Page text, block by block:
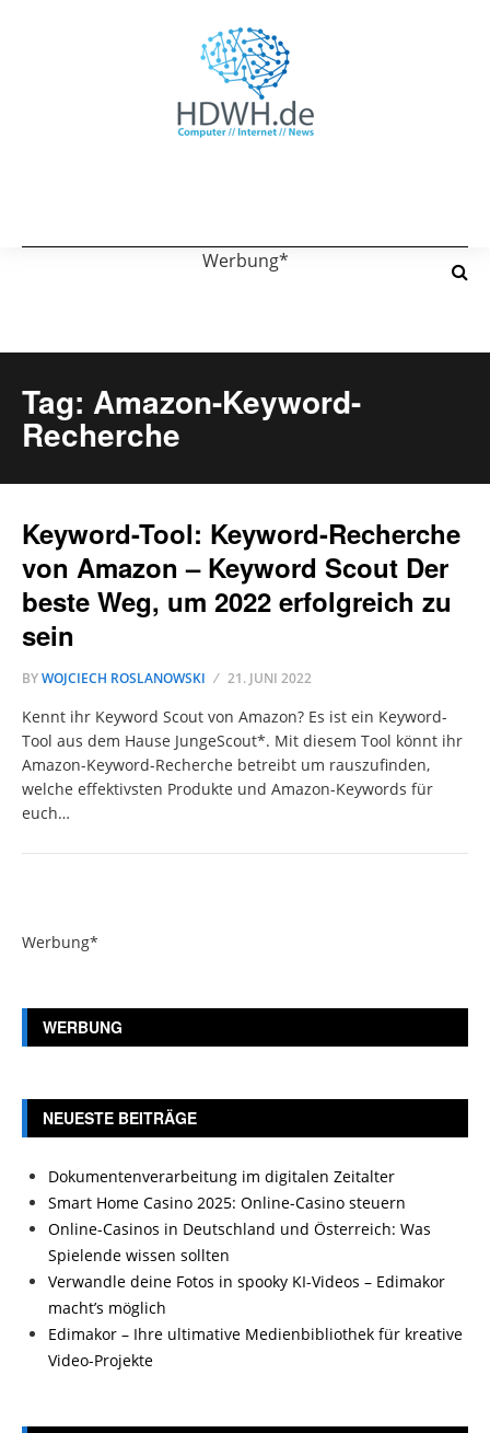
Werbung*
Tag: Amazon-Keyword-
Recherche
Keyword-Tool: Keyword-Recherche
von Amazon – Keyword Scout Der
beste Weg, um 2022 erfolgreich zu
sein
BYWOJCIECH ROSLANOWSKI 21. JUNI 2022
Kennt ihr Keyword Scout von Amazon? Es ist ein Keyword-
Tool aus dem Hause JungeScout*. Mit diesem Tool könnt ihr
Amazon-Keyword-Recherche betreibt um rauszufinden,
welche effektivsten Produkte und Amazon-Keywords für
euch…
Werbung*
WERBUNG
NEUESTE BEITRÄGE
Dokumentenverarbeitung im digitalen Zeitalter
Smart Home Casino 2025: Online-Casino steuern
Online-Casinos in Deutschland und Österreich: Was
Spielende wissen sollten
Verwandle deine Fotos in spooky KI-Videos – Edimakor
macht’s möglich
Edimakor – Ihre ultimative Medienbibliothek für kreative
Video-Projekte